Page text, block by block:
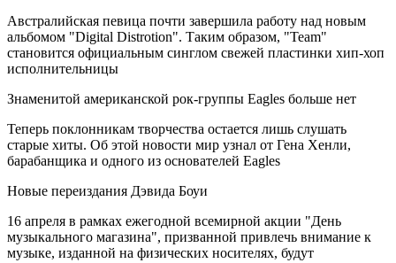
Австралийская певица почти завершила работу над новым
альбомом "Digital Distrotion". Таким образом, "Team"
становится официальным синглом свежей пластинки хип-хоп
исполнительницы
Знаменитой американской рок-группы Eagles больше нет
Теперь поклонникам творчества остается лишь слушать
старые хиты. Об этой новости мир узнал от Гена Хенли,
барабанщика и одного из основателей Eagles
Новые переиздания Дэвида Боуи
16 апреля в рамках ежегодной всемирной акции "День
музыкального магазина", призванной привлечь внимание к
музыке, изданной на физических носителях, будут